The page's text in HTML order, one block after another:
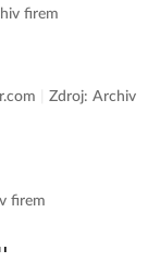
firem
Zdroj: Archiv
firem